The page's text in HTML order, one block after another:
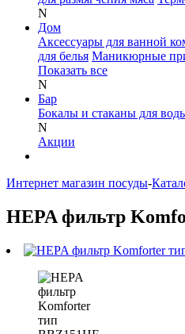
N
Дом
Аксессуары для ванной
для белья Маникюрные
Показать все
N
Бар
Бокалы и стаканы для
N
Акции
Интернет магазин посуды-
HEPA фильтр